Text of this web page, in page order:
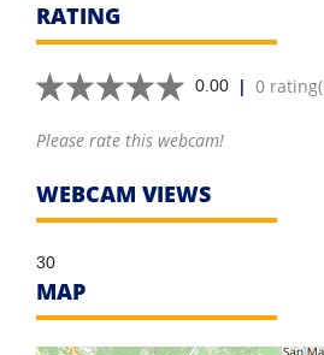
RATING
0.00 | 0
Please rate this webcam!
WEBCAM VIEWS
30
MAP